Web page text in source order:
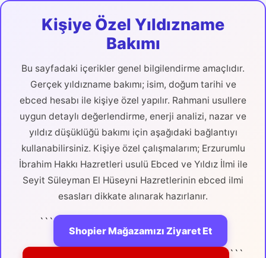
Kişiye Özel Yıldızname
Bakımı
Bu sayfadaki içerikler genel bilgilendirme amaçlıdır.
Gerçek yıldızname bakımı; isim, doğum tarihi ve
ebced hesabı ile kişiye özel yapılır. Rahmani usullere
uygun detaylı değerlendirme, enerji analizi, nazar ve
yıldız düşüklüğü bakımı için aşağıdaki bağlantıyı
kullanabilirsiniz. Kişiye özel çalışmalarım; Erzurumlu
İbrahim Hakkı Hazretleri usulü Ebced ve Yıldız İlmi ile
Seyit Süleyman El Hüseyni Hazretlerinin ebced ilmi
esasları dikkate alınarak hazırlanır.
```
Shopier Mağazamızı Ziyaret Et
```